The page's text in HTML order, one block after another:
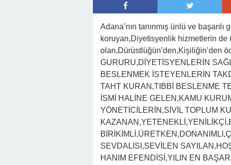
Adana’nın tanınmış ünlü ve
koruyan,Diyetisyenlik hizmetlerin
olan,Dürüstlüğün’den,Kişiliğin’den
GURURU,DİYETİSYENLERİN
BESLENMEK İSTEYENLERİN
TAHT KURAN,TIBBİ BESLENME
İSMİ HALİNE GELEN,KAMU
YÖNETİCİLERİN,SİVİL TOPLUM
SEVDALISI,SEVİLEN
HANIM EFENDİSİ,YILIN EN